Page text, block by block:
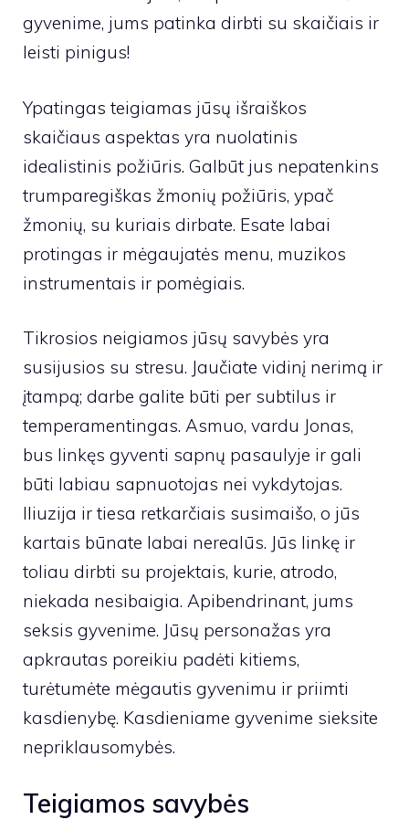
gyvenime, jums patinka dirbti su skaičiais ir
leisti pinigus!
Ypatingas teigiamas jūsų išraiškos
skaičiaus aspektas yra nuolatinis
idealistinis požiūris. Galbūt jus nepatenkins
trumparegiškas žmonių požiūris, ypač
žmonių, su kuriais dirbate. Esate labai
protingas ir mėgaujatės menu, muzikos
instrumentais ir pomėgiais.
Tikrosios neigiamos jūsų savybės yra
susijusios su stresu. Jaučiate vidinį nerimą ir
įtampą; darbe galite būti per subtilus ir
temperamentingas. Asmuo, vardu Jonas,
bus linkęs gyventi sapnų pasaulyje ir gali
būti labiau sapnuotojas nei vykdytojas.
Iliuzija ir tiesa retkarčiais susimaišo, o jūs
kartais būnate labai nerealūs. Jūs linkę ir
toliau dirbti su projektais, kurie, atrodo,
niekada nesibaigia. Apibendrinant, jums
seksis gyvenime. Jūsų personažas yra
apkrautas poreikiu padėti kitiems,
turėtumėte mėgautis gyvenimu ir priimti
kasdienybę. Kasdieniame gyvenime sieksite
nepriklausomybės.
Teigiamos savybės